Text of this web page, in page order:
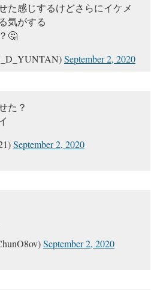
た感じするけどさらにイケメ
気がする
🤔
September 2, 2020
た？
September 2, 2020
September 2, 2020